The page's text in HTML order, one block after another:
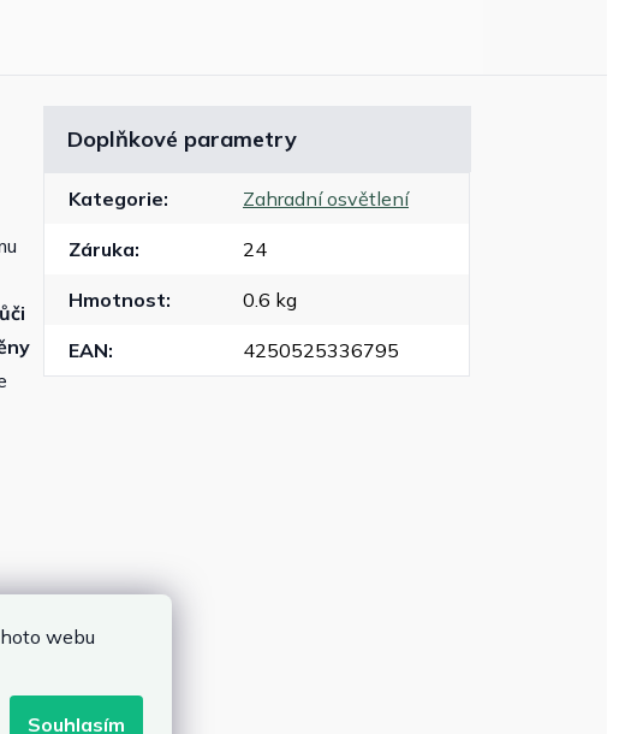
webu
Souhlasím
Doplňkové parametry
Kategorie: Zahradní osvětlení
Záruka: 24
Hmotnost: 0.6 kg
EAN: 4250525336795